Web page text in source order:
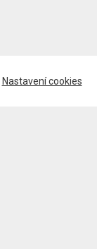
Nastavení cookies